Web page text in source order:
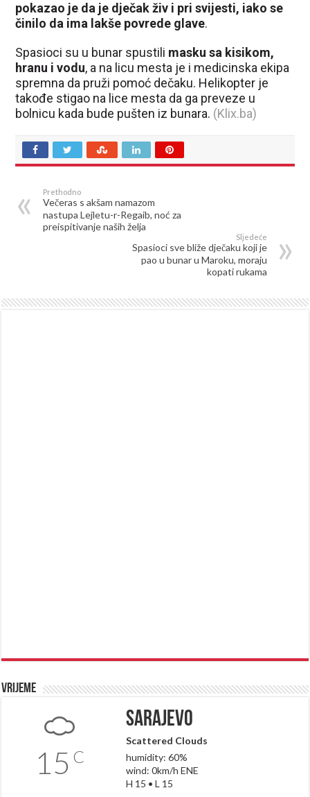
pokazao je da je dječak živ i pri svijesti, iako se
činilo da ima lakše povrede glave.
Spasioci su u bunar spustili masku sa kisikom,
hranu i vodu, a na licu mesta je i medicinska ekipa
spremna da pruži pomoć dečaku. Helikopter je
takođe stigao na lice mesta da ga preveze u
bolnicu kada bude pušten iz bunara. (Klix.ba)
Prethodno
Večeras s akšam namazom
nastupa Lejletu-r-Regaib, noć za
preispitivanje naših želja
Sljedeće
Spasioci sve bliže dječaku koji je
pao u bunar u Maroku, moraju
kopati rukama
Vrijeme
15 C
Sarajevo
Scattered Clouds
humidity: 60%
wind: 0km/h ENE
H 15 • L 15